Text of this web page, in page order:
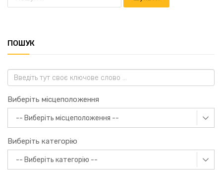
ПОШУК
Виберіть місцеположення
Виберіть категорію